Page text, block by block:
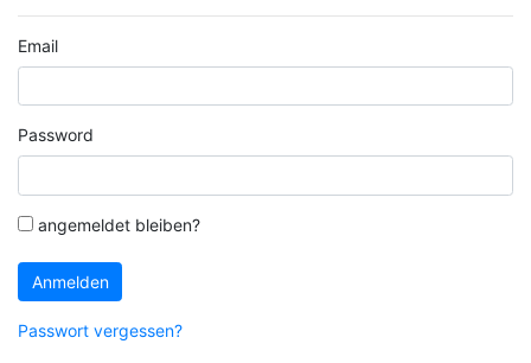
Email
Password
angemeldet bleiben?
Anmelden
Passwort vergessen?